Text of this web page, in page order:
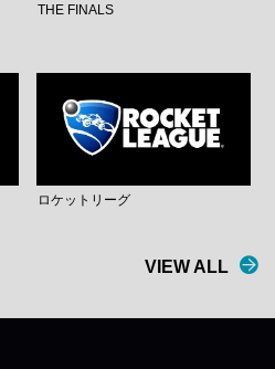
THE FINALS
ロケットリーグ
VIEW ALL